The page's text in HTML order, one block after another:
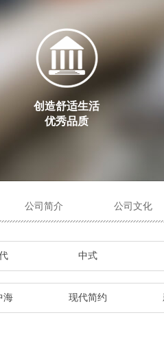
创造舒适生活
优秀品质
公司简介 公司文化
中式
海 现代简约